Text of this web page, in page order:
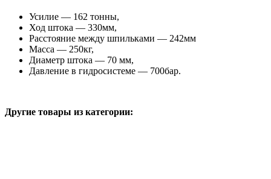
Усилие — 162 тонны,
Ход штока — 330мм,
Расстояние между шпильками — 242мм
Масса — 250кг,
Диаметр штока — 70 мм,
Давление в гидросистеме — 700бар.
Другие товары из категории: